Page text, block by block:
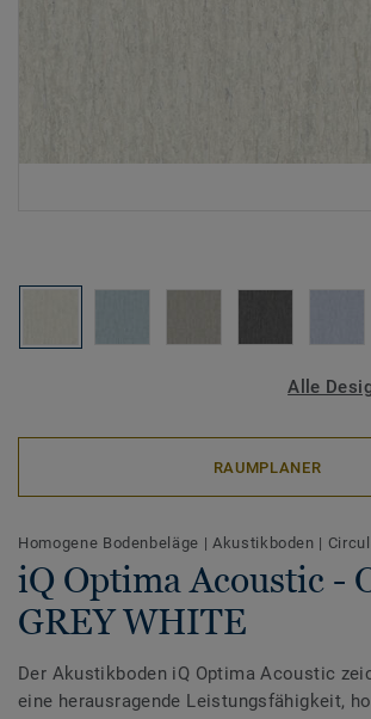
Alle
RAUMPLANER
Homogene Bodenbeläge | Akustikboden |
iQ Optima Acoustic -
GREY WHITE
Der Akustikboden iQ Optima Acoustic
eine herausragende Leistungsfähigkeit,